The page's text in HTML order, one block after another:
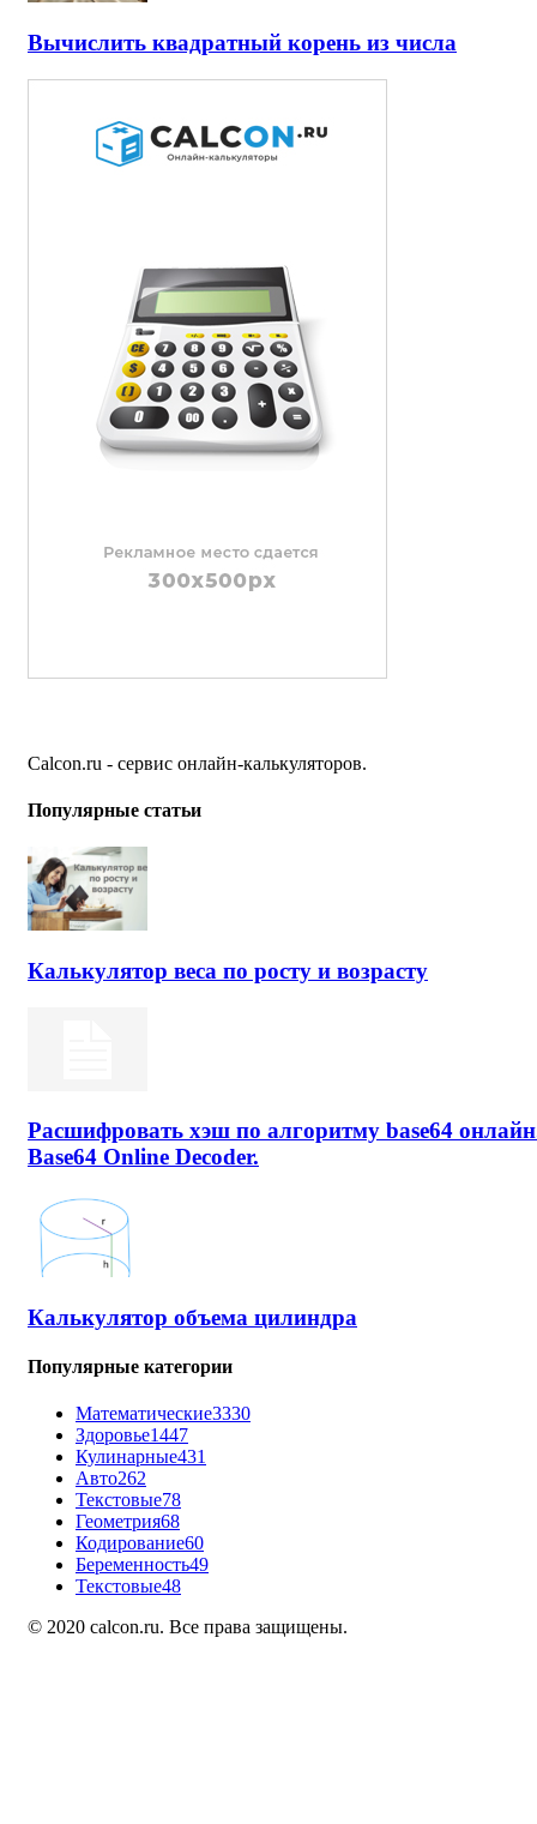
Вычислить квадратный корень из числа
Calcon.ru - сервис онлайн-калькуляторов.
Популярные статьи
Калькулятор веса по росту и возрасту
Расшифровать хэш по алгоритму base64
Base64 Online Decoder.
Калькулятор объема цилиндра
Популярные категории
Математические3330
Здоровье1447
Кулинарные431
Авто262
Текстовые78
Геометрия68
Кодирование60
Беременность49
Текстовые48
© 2020 calcon.ru. Все права защищены.